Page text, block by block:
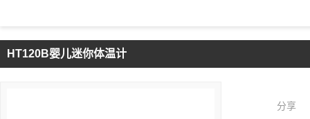
HT120B婴儿迷你体温计
分享